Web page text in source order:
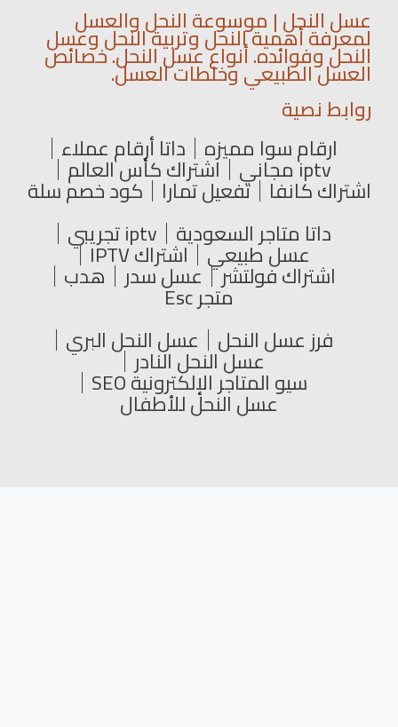
عسل النحل | موسوعة النحل والعسل
لمعرفة أهمية النحل وتربية النحل وعسل
النحل وفوائده. أنواع عسل النحل. خصائص
العسل الطبيعي وخلطات العسل.
روابط نصية
ارقام سوا مميزه داتا أرقام عملاء
iptv مجاني اشتراك كأس العالم
اشتراك كانفا تفعيل تمارا كود خصم سلة
داتا متاجر السعودية iptv تجريبي
عسل طبيعي اشتراك IPTV
اشتراك فولتشر عسل سدر هدب
متجر Esc
فرز عسل النحل عسل النحل البري
عسل النحل النادر
سيو المتاجر الإلكترونية SEO
عسل النحل للأطفال